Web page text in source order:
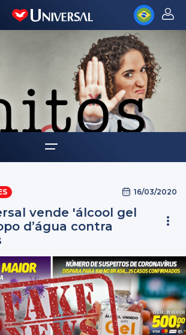
16/03/2020
vende 'álcool gel
d’água contra